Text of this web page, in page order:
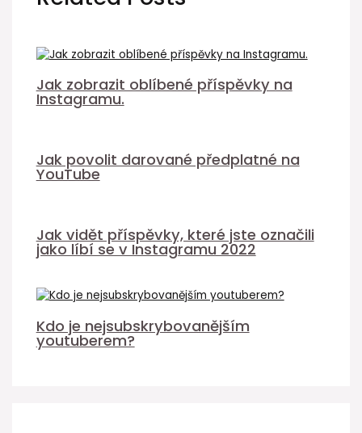
Jak zobrazit oblíbené příspěvky na
Instagramu.
Jak povolit darované předplatné na
YouTube
Jak vidět příspěvky, které jste označili
jako líbí se v Instagramu 2022
Kdo je nejsubskrybovanějším
youtuberem?